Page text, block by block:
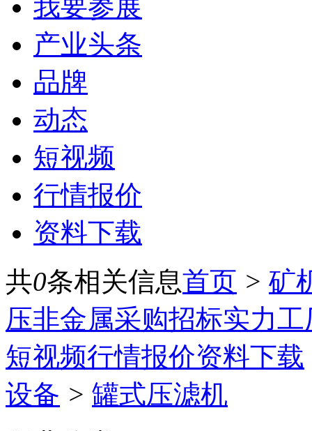
我要参展
产业头条
品牌
动态
短视频
行情报价
资料下载
共0条相关信息首页 > 矿
压非金属采购招标实力工
短视频行情报价资料下载
设备 > 罐式压滤机